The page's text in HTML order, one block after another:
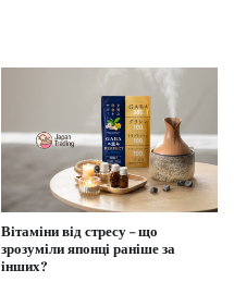
Вітаміни від стресу – що
зрозуміли японці раніше за
інших?